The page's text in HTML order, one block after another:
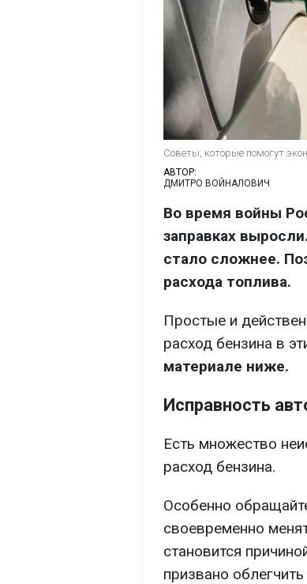
Советы, которые помогут
АВТОР:
ДМИТРО ВОЙНАЛОВИЧ
Во время войны
заправках
стало сложнее.
расхода топлива.
Простые и
расход бензина в
материале ниже.
Исправность
Есть множество
расход бензина.
Особенно
своевременно
становится
призвано